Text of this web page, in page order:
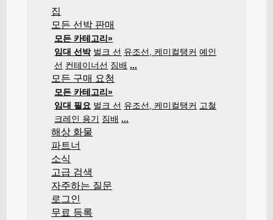
집
모든 선박 판매
모든 카테고리»
임대 선박 벌크 선 유조선, 케미컬탱커 예인
선 컨테이너선 짐배 ...
모든 구매 요청
모든 카테고리»
임대 필요 벌크 선 유조선, 케미컬탱커 고철
크레인 용기 짐배 ...
해상 화물
파트너
소식
고급 검색
자주하는 질문
로그인
무료 등록